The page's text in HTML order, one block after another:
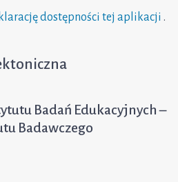
dostępności tej aplikacji .
Badań Edukacyjnych –
Badawczego